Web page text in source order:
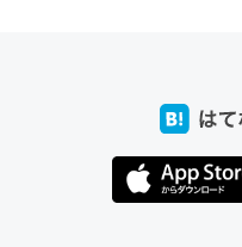
たいなのでネット環境作
https://